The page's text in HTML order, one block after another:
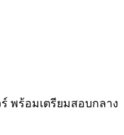
พร้อมเตรียมสอบกลาง